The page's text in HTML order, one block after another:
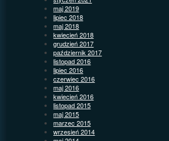
maj 2019
lipiec 2018
maj 2018
kwiecień 2018
grudzień 2017
październik 2017
listopad 2016
lipiec 2016
czerwiec 2016
maj 2016
kwiecień 2016
listopad 2015
maj 2015
marzec 2015
wrzesień 2014